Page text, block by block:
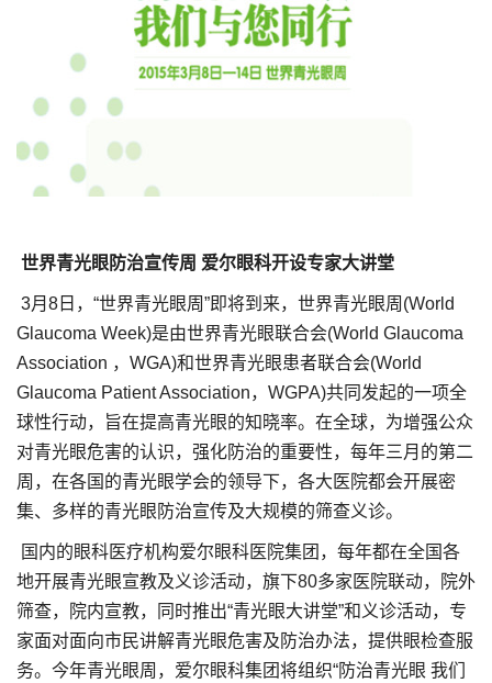
世界青光眼防治宣传周 爱尔眼科开设专家大讲堂
3月8日，“世界青光眼周”即将到来，世界青光眼周(World
Glaucoma Week)是由世界青光眼联合会(World Glaucoma
Association ，WGA)和世界青光眼患者联合会(World
Glaucoma Patient Association，WGPA)共同发起的一项全
球性行动，旨在提高青光眼的知晓率。在全球，为增强公众
对青光眼危害的认识，强化防治的重要性，每年三月的第二
周，在各国的青光眼学会的领导下，各大医院都会开展密
集、多样的青光眼防治宣传及大规模的筛查义诊。
国内的眼科医疗机构爱尔眼科医院集团，每年都在全国各
地开展青光眼宣教及义诊活动，旗下80多家医院联动，院外
筛查，院内宣教，同时推出“青光眼大讲堂”和义诊活动，专
家面对面向市民讲解青光眼危害及防治办法，提供眼检查服
务。今年青光眼周，爱尔眼科集团将组织“防治青光眼 我们